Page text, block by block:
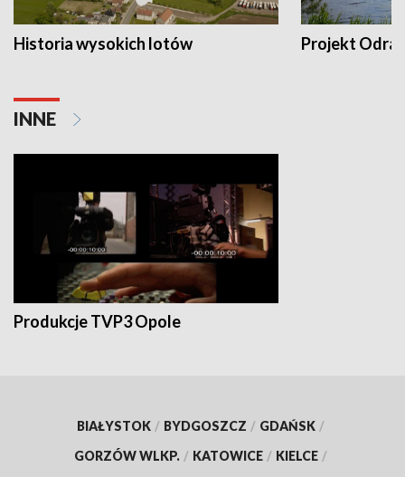
Historia wysokich lotów Projekt Odra
INNE
Produkcje TVP3 Opole
BIAŁYSTOK / BYDGOSZCZ / GDAŃSK /
GORZÓW WLKP. / KATOWICE / KIELCE /